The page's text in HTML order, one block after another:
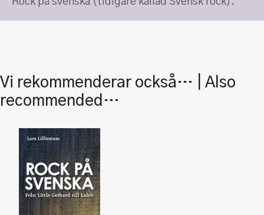
Vi rekommenderar också… | Also
recommended…